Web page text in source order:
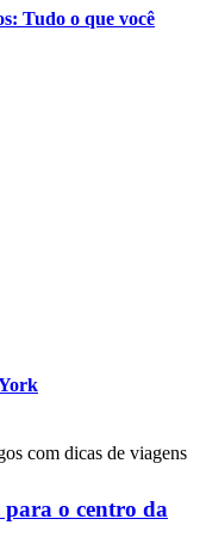
Tudo o que você
com dicas de viagens
o centro da